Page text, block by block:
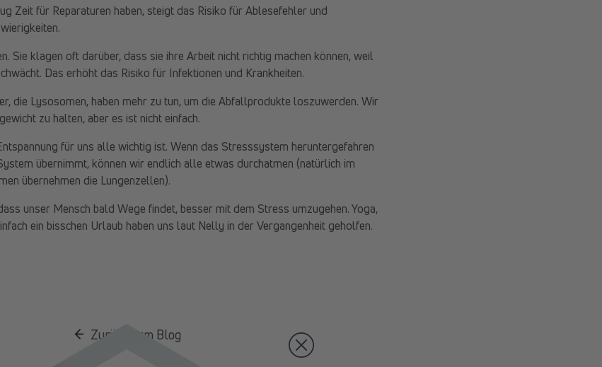
Zeit für Reparaturen haben, steigt das Risiko für Ablesefehler und
Sie klagen oft darüber, dass sie ihre Arbeit nicht richtig machen können, weil
Das erhöht das Risiko für Infektionen und Krankheiten.
die Lysosomen, haben mehr zu tun, um die Abfallprodukte loszuwerden. Wir
zu halten, aber es ist nicht einfach.
für uns alle wichtig ist. Wenn das Stresssystem heruntergefahren
übernimmt, können wir endlich alle etwas durchatmen (natürlich im
übernehmen die Lungenzellen).
unser Mensch bald Wege findet, besser mit dem Stress umzugehen. Yoga,
ein bisschen Urlaub haben uns laut Nelly in der Vergangenheit geholfen.
Zurück zum Blog